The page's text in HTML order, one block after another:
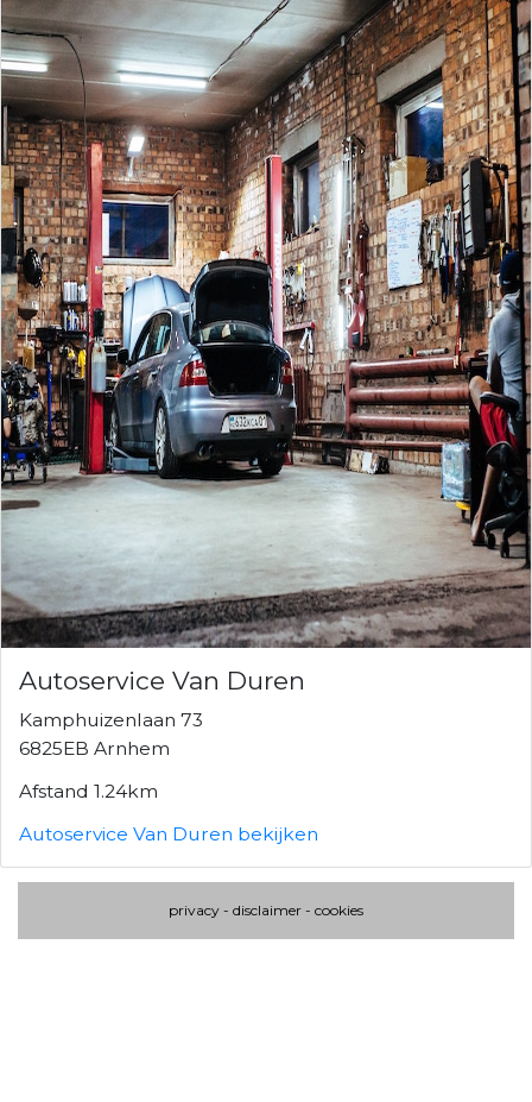
Autoservice Van Duren
Kamphuizenlaan 73
6825EB Arnhem
Afstand 1.24km
Autoservice Van Duren bekijken
privacy - disclaimer - cookies